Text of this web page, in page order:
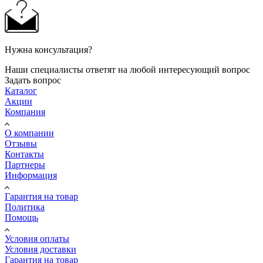
Нужна консультация?
Наши специалисты ответят на любой интересующий вопрос
Задать вопрос
Каталог
Акции
Компания
О компании
Отзывы
Контакты
Партнеры
Информация
Гарантия на товар
Политика
Помощь
Условия оплаты
Условия доставки
Гарантия на товар